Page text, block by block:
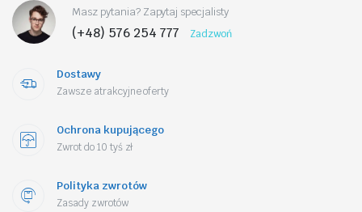
pierścionków:
US7
EU14
Masz pytania? Zapytaj specjalisty
(+48) 576 254 777 Zadzwoń
Dostawy
Zawsze atrakcyjne oferty
Ochrona kupującego
Zwrot do 10 tyś zł
Polityka zwrotów
Zasady zwrotów